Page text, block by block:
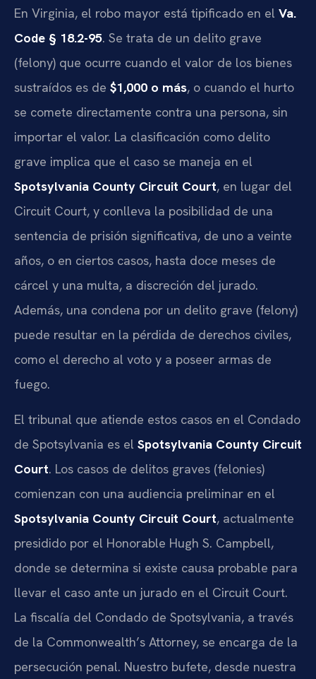
En Virginia, el robo mayor está tipificado en el Va.
Code § 18.2-95. Se trata de un delito grave
(felony) que ocurre cuando el valor de los bienes
sustraídos es de $1,000 o más, o cuando el hurto
se comete directamente contra una persona, sin
importar el valor. La clasificación como delito
grave implica que el caso se maneja en el
Spotsylvania County Circuit Court, en lugar del
Circuit Court, y conlleva la posibilidad de una
sentencia de prisión significativa, de uno a veinte
años, o en ciertos casos, hasta doce meses de
cárcel y una multa, a discreción del jurado.
Además, una condena por un delito grave (felony)
puede resultar en la pérdida de derechos civiles,
como el derecho al voto y a poseer armas de
fuego.
El tribunal que atiende estos casos en el Condado
de Spotsylvania es el Spotsylvania County Circuit
Court. Los casos de delitos graves (felonies)
comienzan con una audiencia preliminar en el
Spotsylvania County Circuit Court, actualmente
presidido por el Honorable Hugh S. Campbell,
donde se determina si existe causa probable para
llevar el caso ante un jurado en el Circuit Court.
La fiscalía del Condado de Spotsylvania, a través
de la Commonwealth’s Attorney, se encarga de la
persecución penal. Nuestro bufete, desde nuestra